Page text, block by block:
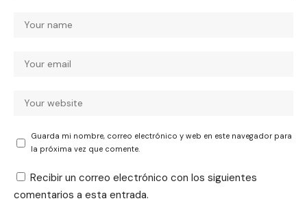
Guarda mi nombre, correo electrónico y web en este navegador para
la próxima vez que comente.
Recibir un correo electrónico con los siguientes
comentarios a esta entrada.